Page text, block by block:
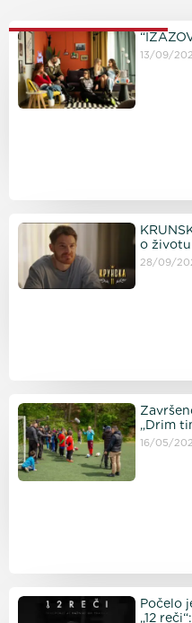
PROČITAJTE JOŠ
13/09/
o
28/09/
„Drim
16/05/
Počelo
„12